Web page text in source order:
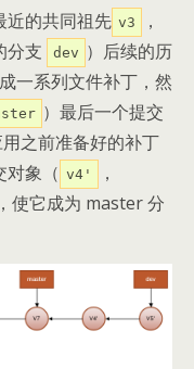
近的共同祖先 v3
，
分支
dev ）后续的历
一系列文件补丁，然
）最后一个提交
之前准备好的补丁
对象（ v4' ，
使它成为 master 分